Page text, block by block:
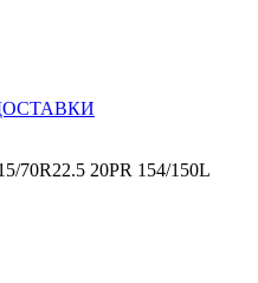
70R22.5 20PR 154/150L